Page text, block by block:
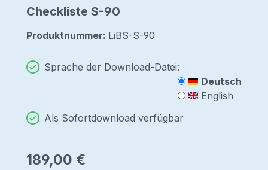
Checkliste S-90
Produktnummer: LiBS-S-90
Sprache der Download-Datei:
Deutsch
English
Als Sofortdownload verfügbar
Regulärer Preis:
189,00 €